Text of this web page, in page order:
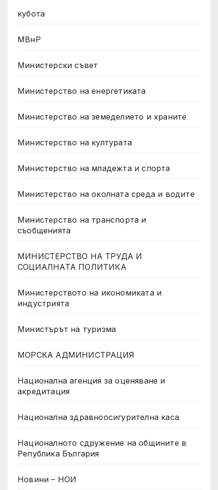
кубота
МВнР
Министерски съвет
Министерство на енергетиката
Министерство на земеделието и храните
Министерство на културата
Министерство на младежта и спорта
Министерство на околната среда и водите
Министерство на транспорта и
съобщенията
МИНИСТЕРСТВО НА ТРУДА И
СОЦИАЛНАТА ПОЛИТИКА
Министерството на икономиката и
индустрията
Министърът на туризма
МОРСКА АДМИНИСТРАЦИЯ
Национална агенция за оценяване и
акредитация
Национална здравноосигурителна каса
Националното сдружение на общините в
Република България
Новини – НОИ